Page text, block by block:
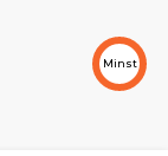
Minst